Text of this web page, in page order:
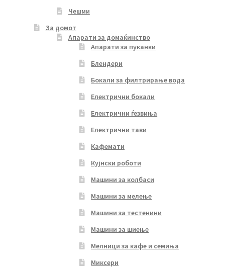
Чешми
За домот
Апарати за домаќинство
Апарати за пуканки
Блендери
Бокали за филтрирање вода
Електрични бокали
Електрични ѓезвиња
Електрични тави
Кафемати
Кујнски роботи
Машини за колбаси
Машини за мелење
Машини за тестенини
Машини за шиење
Мелници за кафе и семиња
Миксери